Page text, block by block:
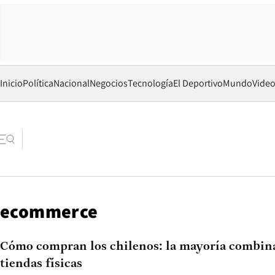
InicioPolíticaNacionalNegociosTecnologíaEl DeportivoMundo
ecommerce
Cómo compran los chilenos: la mayoría
tiendas físicas